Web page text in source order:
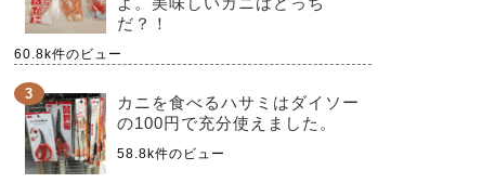
だ？！
60.8k件のビュー
カニを食べるハサミはダイソー
の100円で充分使えました。
58.8k件のビュー